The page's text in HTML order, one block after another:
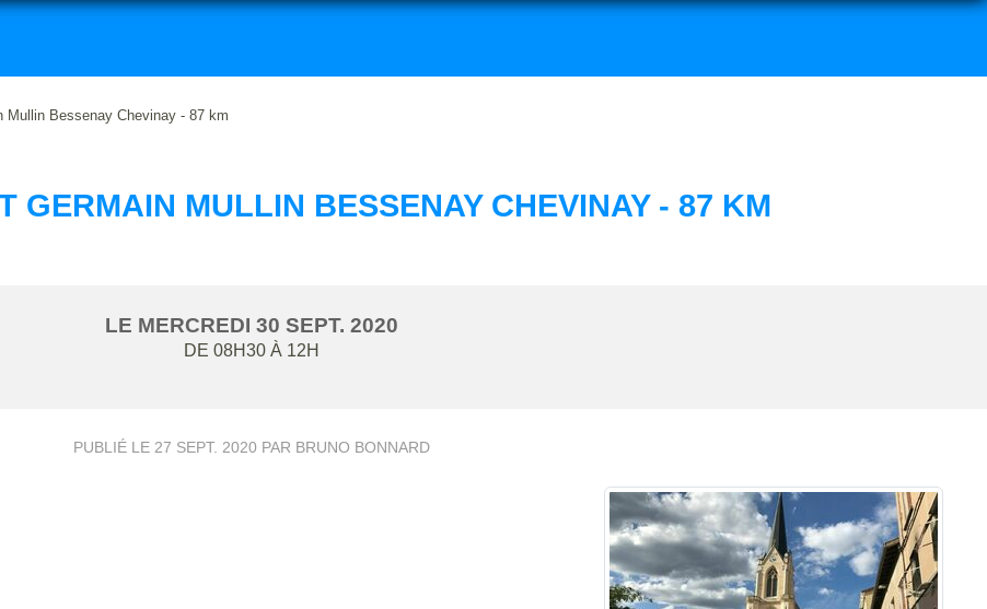
Mullin Bessenay Chevinay - 87 km
GERMAIN MULLIN BESSENAY CHEVINAY - 87 KM
LE MERCREDI 30 SEPT. 2020
DE 08H30 À 12H
PUBLIÉ LE 27 SEPT. 2020 PAR BRUNO BONNARD